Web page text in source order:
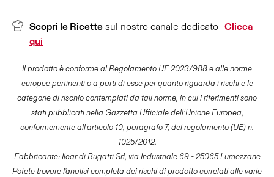
Scopri le Ricette sul nostro canale dedicato Clicca
qui
Il prodotto è conforme al Regolamento UE 2023/988 e alle norme
europee pertinenti o a parti di esse per quanto riguarda i rischi e le
categorie di rischio contemplati da tali norme, in cui i riferimenti sono
stati pubblicati nella Gazzetta Ufficiale dell’Unione Europea,
conformemente all’articolo 10, paragrafo 7, del regolamento (UE) n.
1025/2012.
Fabbricante: Ilcar di Bugatti Srl, via Industriale 69 - 25065 Lumezzane
Potete trovare l'analisi completa dei rischi di prodotto correlati alle varie